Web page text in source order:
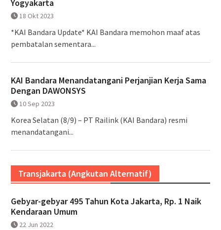
Yogyakarta
18 Okt 2023
*KAI Bandara Update* KAI Bandara memohon maaf atas
pembatalan sementara...
KAI Bandara Menandatangani Perjanjian Kerja Sama
Dengan DAWONSYS
10 Sep 2023
Korea Selatan (8/9) – PT Railink (KAI Bandara) resmi
menandatangani...
Transjakarta (Angkutan Alternatif)
Gebyar-gebyar 495 Tahun Kota Jakarta, Rp. 1 Naik
Kendaraan Umum
22 Jun 2022